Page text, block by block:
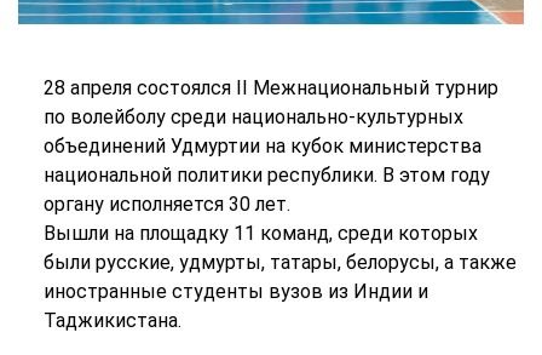
28 апреля состоялся II Межнациональный турнир
по волейболу среди национально-культурных
объединений Удмуртии на кубок министерства
национальной политики республики. В этом году
органу исполняется 30 лет.
Вышли на площадку 11 команд, среди которых
были русские, удмурты, татары, белорусы, а также
иностранные студенты вузов из Индии и
Таджикистана.